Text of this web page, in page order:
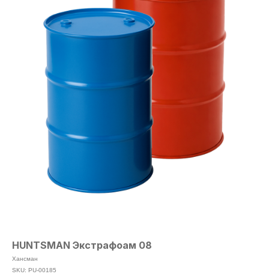
096-11-11
А-
КОРПОРАЦИЯ
HUNTSMAN Экстрафоам 08
Хансман
SKU: PU-00185